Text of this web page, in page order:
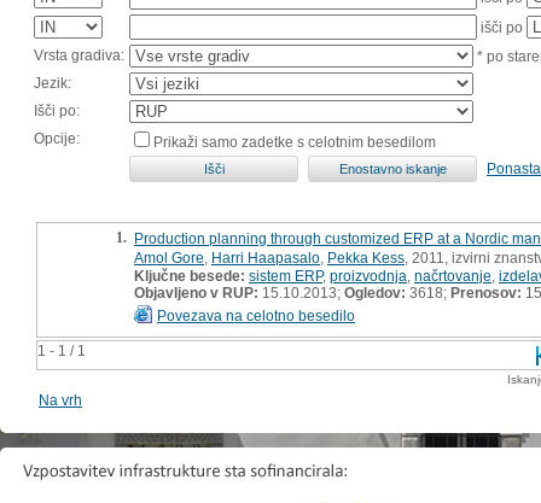
išči po
Vrsta gradiva:
* po
Jezik:
Išči po:
Opcije:
Prikaži samo zadetke s celotnim besedilom
1 - 1 / 1
1. Production planning through customized ERP at a Nordic
Amol Gore Harri Haapasalo Pekka Kess , 2011, izvirni
Ključne besede: sistem ERP, proizvodnja načrtovanje
Objavljeno v RUP: 15.10.2013; Ogledov: 3618; Prenosov:
Povezava na celotno besedilo
Na vrh